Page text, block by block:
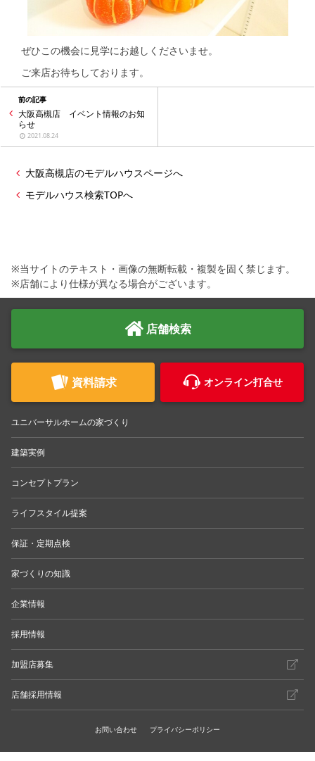
ぜひこの機会に見学にお越しくださいませ。
ご来店お待ちしております。
前の記事
大阪高槻店 イベント情報のお知
らせ
2021.08.24
大阪高槻店のモデルハウスページへ
モデルハウス検索TOPへ
※当サイトのテキスト・画像の無断転載・複製を固く禁じます。
※店舗により仕様が異なる場合がございます。
店舗検索
資料請求 オンライン打合せ
ユニバーサルホームの家づくり
建築実例
コンセプトプラン
ライフスタイル提案
保証・定期点検
家づくりの知識
企業情報
採用情報
加盟店募集
店舗採用情報
お問い合わせ プライバシーポリシー